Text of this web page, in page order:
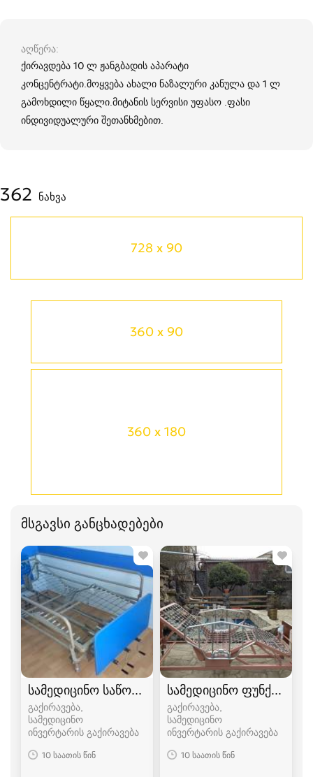
360 x 90
360 x 180
მსგავსი განცხადებები
სამედიცინო საწოლი
გაქირავება,
სამედიცინო
ინვერტარის გაქირავება
10 საათის წინ
სამედიცინო
გაქირავება,
სამედიცინო
ინვერტარის გაქირავება
10 საათის წინ
აღწერა
ქირავდება 10 ლ ჟანგბადის აპარატი
კონცენტრატი.მოყვება ახალი ნაზალური კანულა და 1 ლ
გამოხდილი წყალი.მიტანის სერვისი უფასო .ფასი
ინდივიდუალური შეთანხმებით.
362 ნახვა
728 x 90